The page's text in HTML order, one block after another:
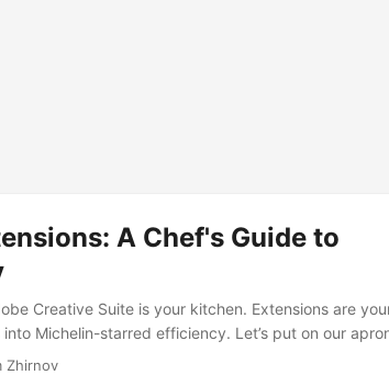
A Chef's Guide to
Creative Suite is your kitchen. Extensions are
Michelin-starred efficiency. Let’s put on our
Gordon Ramsay nod approvingly (a rare feat
Zhirnov